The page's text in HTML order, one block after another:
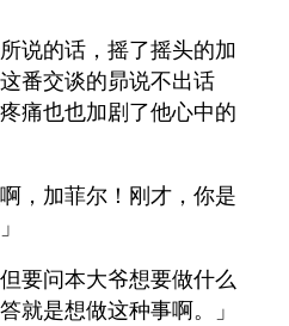
说的话，摇了摇头的加
番交谈的昴说不出话
痛也也加剧了他心中的
，加菲尔！刚才，你是
要问本大爷想要做什么
就是想做这种事啊。」